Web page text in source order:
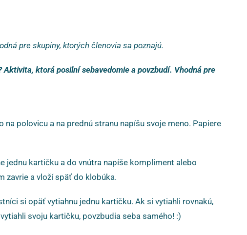
pre skupiny, ktorých členovia sa poznajú.
Aktivita, ktorá posilní sebavedomie a povzbudí. Vhodná pre
polovicu a na prednú stranu napíšu svoje meno. Papiere
jednu kartičku a do vnútra napíše kompliment alebo
zavrie a vloží späť do klobúka.
si opäť vytiahnu jednu kartičku. Ak si vytiahli rovnakú,
svoju kartičku, povzbudia seba samého! :)